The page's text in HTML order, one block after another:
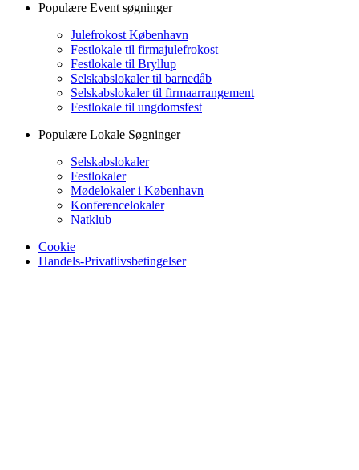
Populære Event søgninger
Julefrokost København
Festlokale til firmajulefrokost
Festlokale til Bryllup
Selskabslokaler til barnedåb
Selskabslokaler til firmaarrangement
Festlokale til ungdomsfest
Populære Lokale Søgninger
Selskabslokaler
Festlokaler
Mødelokaler i København
Konferencelokaler
Natklub
Cookie
Handels-Privatlivsbetingelser